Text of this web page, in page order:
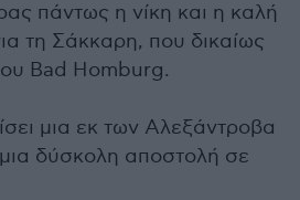
πάντως η νίκη και η καλή
τη Σάκκαρη, που δικαίως
Bad Homburg.
μια εκ των Αλεξάντροβα
δύσκολη αποστολή σε